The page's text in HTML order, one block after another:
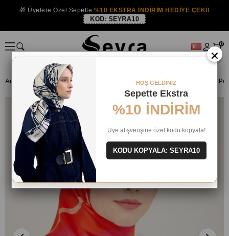
🎁 Üyelere Özel Sepette %10 EKSTRA İNDİRİM HEDİYE ÇEKİ!
KOD: SEYRA10
0
Anasayfa İPEK EŞARP Armine İpek 2024 Yaz
×
HOŞ GELDİNİZ
Sepette Ekstra
%10 İNDİRİM
Üye alışverişine özel kodu kopyala!
KODU KOPYALA: SEYRA10